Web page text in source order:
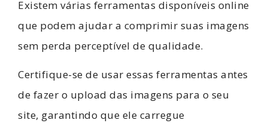
Existem várias ferramentas disponíveis online
que podem ajudar a comprimir suas imagens
sem perda perceptível de qualidade.
Certifique-se de usar essas ferramentas antes
de fazer o upload das imagens para o seu
site, garantindo que ele carregue